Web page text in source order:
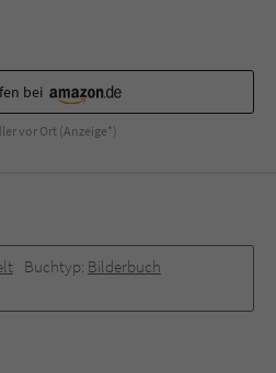
bei
vor Ort (Anzeige*)
Buchtyp: Bilderbuch